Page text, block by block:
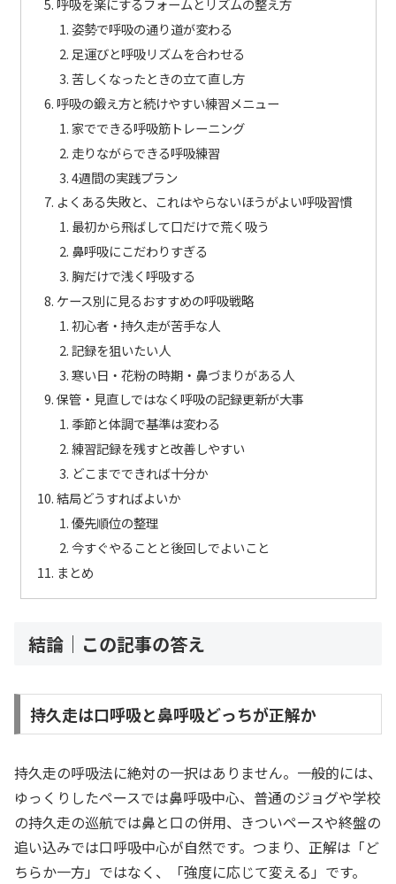
呼吸を楽にするフォームとリズムの整え方
姿勢で呼吸の通り道が変わる
足運びと呼吸リズムを合わせる
苦しくなったときの立て直し方
呼吸の鍛え方と続けやすい練習メニュー
家でできる呼吸筋トレーニング
走りながらできる呼吸練習
4週間の実践プラン
よくある失敗と、これはやらないほうがよい呼吸習慣
最初から飛ばして口だけで荒く吸う
鼻呼吸にこだわりすぎる
胸だけで浅く呼吸する
ケース別に見るおすすめの呼吸戦略
初心者・持久走が苦手な人
記録を狙いたい人
寒い日・花粉の時期・鼻づまりがある人
保管・見直しではなく呼吸の記録更新が大事
季節と体調で基準は変わる
練習記録を残すと改善しやすい
どこまでできれば十分か
結局どうすればよいか
優先順位の整理
今すぐやることと後回しでよいこと
まとめ
結論｜この記事の答え
持久走は口呼吸と鼻呼吸どっちが正解か
持久走の呼吸法に絶対の一択はありません。一般的には、
ゆっくりしたペースでは鼻呼吸中心、普通のジョグや学校
の持久走の巡航では鼻と口の併用、きついペースや終盤の
追い込みでは口呼吸中心が自然です。つまり、正解は「ど
ちらか一方」ではなく、「強度に応じて変える」です。